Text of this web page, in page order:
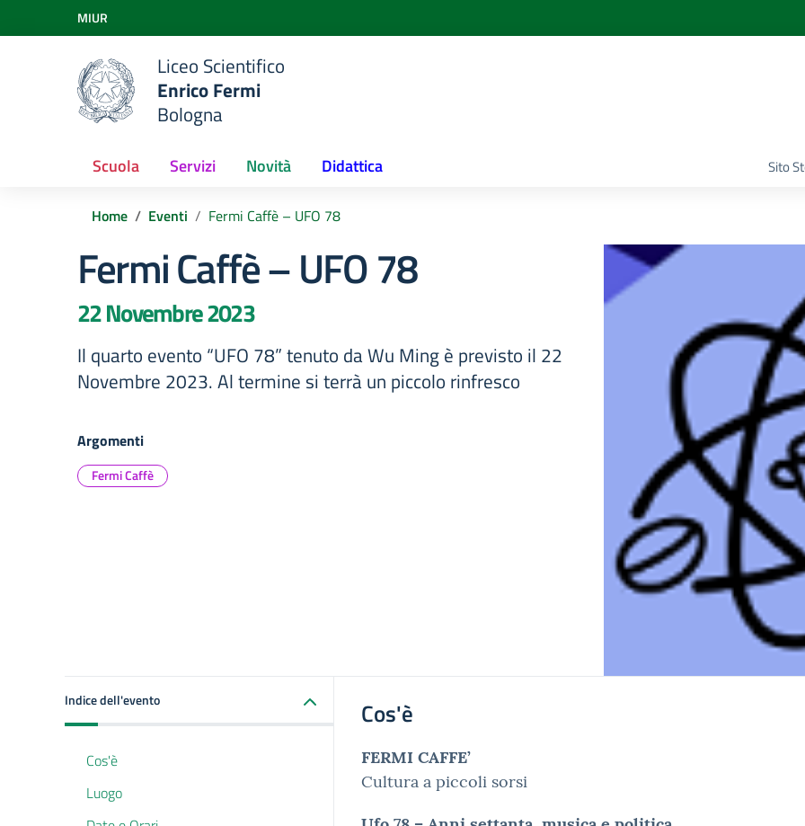
Vai ai contenuti
Vai al menu di navigazione
Vai al footer
MIUR
Liceo Scientifico
Enrico Fermi
Bologna
Sito
Scuola Servizi Novità Didattica
Home Eventi Fermi Caffè – UFO 78
Fermi Caffè – UFO 78
22 Novembre 2023
Il quarto evento “UFO 78” tenuto da Wu Ming è previsto il 22
Novembre 2023. Al termine si terrà un piccolo rinfresco
Argomenti
Fermi Caffè
Indice dell'evento
Cos'è
Luogo
Cos'è
FERMI CAFFE’
Cultura a piccoli sorsi